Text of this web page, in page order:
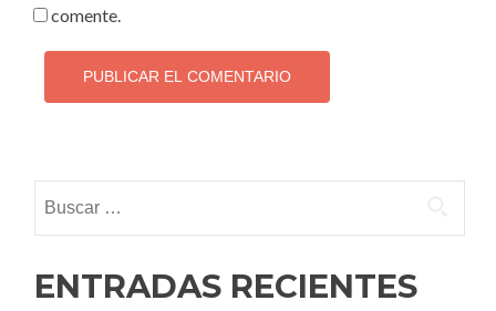
comente.
ENTRADAS RECIENTES